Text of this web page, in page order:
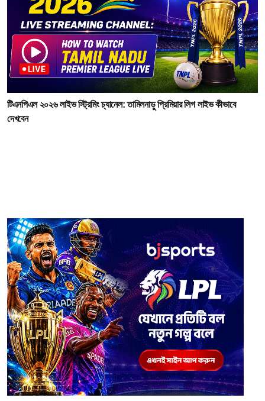
টিএনপিএল ২০২৬ লাইভ স্ট্রিমিং চ্যানেল: তামিলনাড়ু প্রিমিয়ার লিগ লাইভ কীভাবে
দেখবেন